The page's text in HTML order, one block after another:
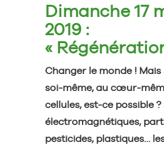
Dimanche 17
2019 :
«
Changer le monde !
soi-même, au cœur-
cellules, est-ce possible ?
électromagnétiques,
pesticides, plastiques…